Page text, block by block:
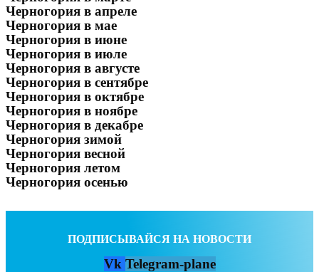
Черногория в апреле
Черногория в мае
Черногория в июне
Черногория в июле
Черногория в августе
Черногория в сентябре
Черногория в октябре
Черногория в ноябре
Черногория в декабре
Черногория зимой
Черногория весной
Черногория летом
Черногория осенью
ПОДПИСЫВАЙСЯ НА НОВОСТИ
Vk Telegram-plane